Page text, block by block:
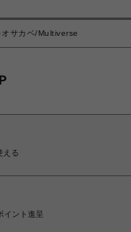
サカベ/Multiverse
える
イント進呈